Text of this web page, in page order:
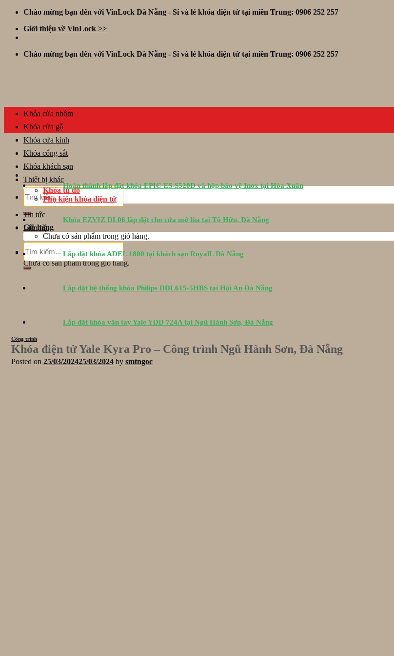
Skip
content
Chào mừng bạn đến với VinLock Đà Nẵng - Sỉ và lẻ khóa điện tử tại miền Trung: 0906 252 257
Giới thiệu về VinLock >>
Chào mừng bạn đến với VinLock Đà Nẵng - Sỉ và lẻ khóa điện tử tại miền Trung: 0906 252 257
Tìm
kiếm:
Giỏ hàng
Chưa có sản phẩm trong giỏ hàng.
Giỏ hàng
Chưa có sản phẩm trong giỏ hàng.
Khóa cửa nhôm
Khóa cửa gỗ
Khóa cửa kính
Khóa cổng sắt
Khóa khách sạn
Thiết bị khác
Khóa tủ đồ
Phụ kiện khóa điện tử
Tin tức
Liên hệ
Tìm
kiếm:
Hoàn thành lắp đặt khóa EPIC ES-S520D và hộp bảo vệ Inox tại Hòa Xuân
Khóa EZVIZ DL06 lắp đặt cho cửa mở lùa tại Tố Hữu, Đà Nẵng
Lắp đặt khóa ADEL 1800 tại khách sạn RoyalL Đà Nẵng
Lắp đặt hệ thống khóa Philips DDL615-5HBS tại Hội An Đà Nẵng
Lắp đặt khóa vân tay Yale YDD 724A tại Ngũ Hành Sơn, Đà Nẵng
Công trình
Khóa điện tử Yale Kyra Pro – Công trình Ngũ Hành Sơn, Đà Nẵng
Posted on 25/03/202425/03/2024 by smtngoc